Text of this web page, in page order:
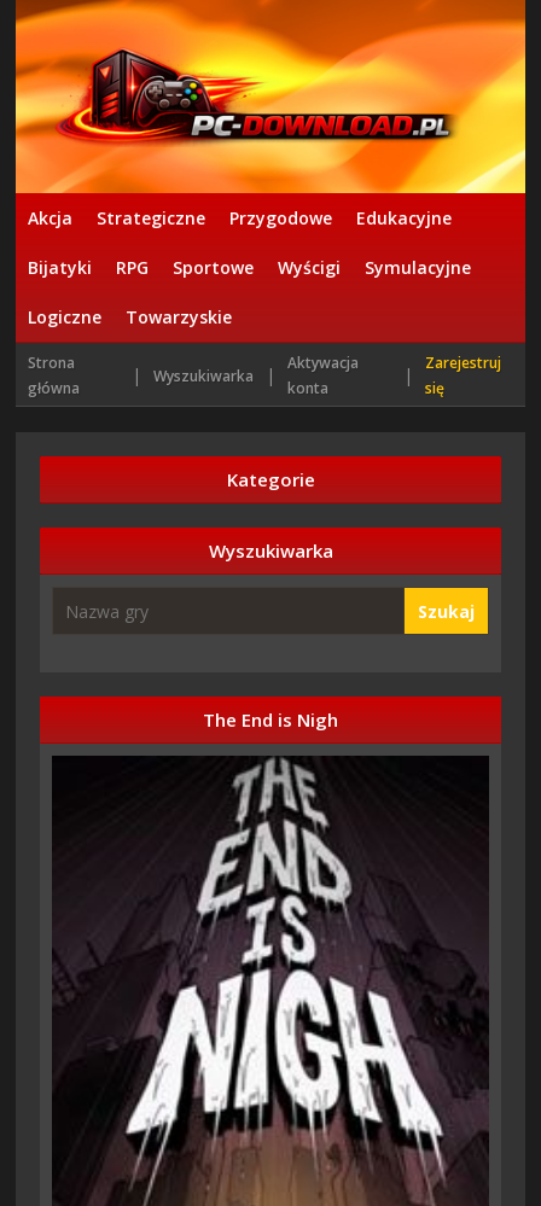
Akcja Strategiczne Przygodowe Edukacyjne
Bijatyki RPG Sportowe Wyścigi Symulacyjne
Logiczne Towarzyskie
Strona
główna
| Wyszukiwarka |
Aktywacja
konta
|
Zarejestruj
się
Kategorie
Wyszukiwarka
Szukaj
The End is Nigh